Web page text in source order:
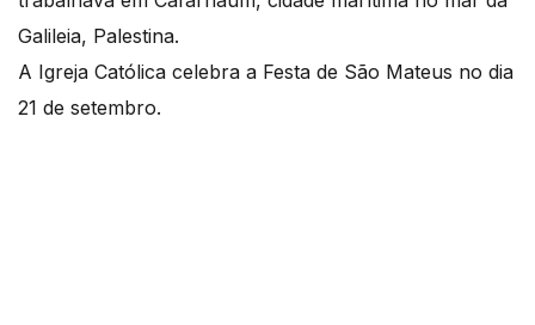
Galileia, Palestina.
A Igreja Católica celebra a Festa de São Mateus no dia
21 de setembro.